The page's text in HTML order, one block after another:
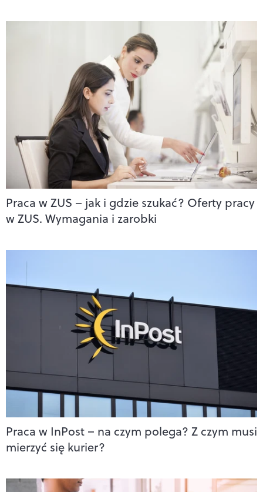
Praca w ZUS – jak i gdzie szukać? Oferty pracy
w ZUS. Wymagania i zarobki
Praca w InPost – na czym polega? Z czym musi
mierzyć się kurier?